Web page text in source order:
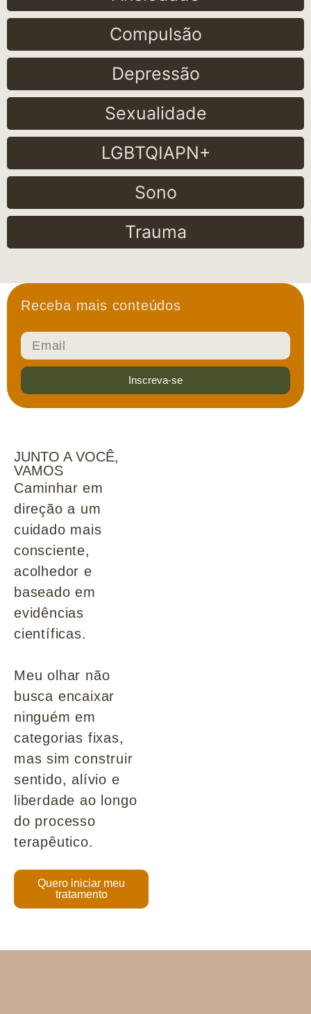
Compulsão
Depressão
Sexualidade
LGBTQIAPN+
Sono
Trauma
Receba mais conteúdos
Inscreva-se
JUNTO A VOCÊ,
VAMOS
Caminhar em
direção a um
cuidado mais
consciente,
acolhedor e
baseado em
evidências
científicas.
Meu olhar não
busca encaixar
ninguém em
categorias fixas,
mas sim construir
sentido, alívio e
liberdade ao longo
do processo
terapêutico.
Quero iniciar meu
tratamento